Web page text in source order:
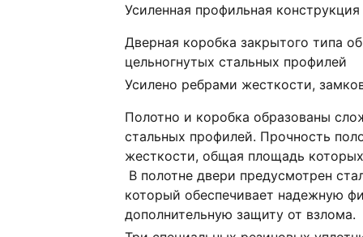
Усиленная профильная конструкция
Дверная коробка закрытого типа
цельногнутых стальных профилей
Усилено ребрами жесткости,
Полотно и коробка образованы
стальных профилей. Прочность
жесткости, общая площадь
В полотне двери предусмотрен
который обеспечивает надежную
дополнительную защиту от взлома.